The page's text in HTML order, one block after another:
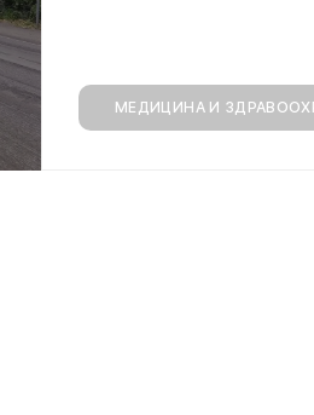
МЕДИЦИНА И